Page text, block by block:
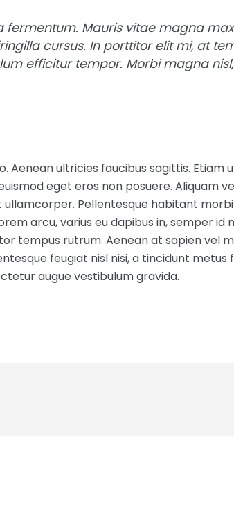
Mauris vitae magna
cursus. In porttitor elit mi, at
efficitur tempor. Morbi magna
ultricies faucibus sagittis. Etiam
eget eros non posuere. Aliquam
Pellentesque habitant
arcu, varius eu dapibus in, semper id
tempus rutrum. Aenean at sapien vel
feugiat nisl nisi, a tincidunt metus
augue vestibulum gravida.